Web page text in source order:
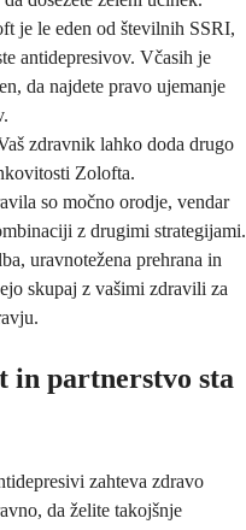
je le eden od številnih SSRI,
antidepresivov. Včasih je
da najdete pravo ujemanje
zdravnik lahko doda drugo
Zolofta.
so močno orodje, vendar
z drugimi strategijami.
uravnotežena prehrana in
skupaj z vašimi zdravili za
in partnerstvo sta
zahteva zdravo
da želite takojšnje